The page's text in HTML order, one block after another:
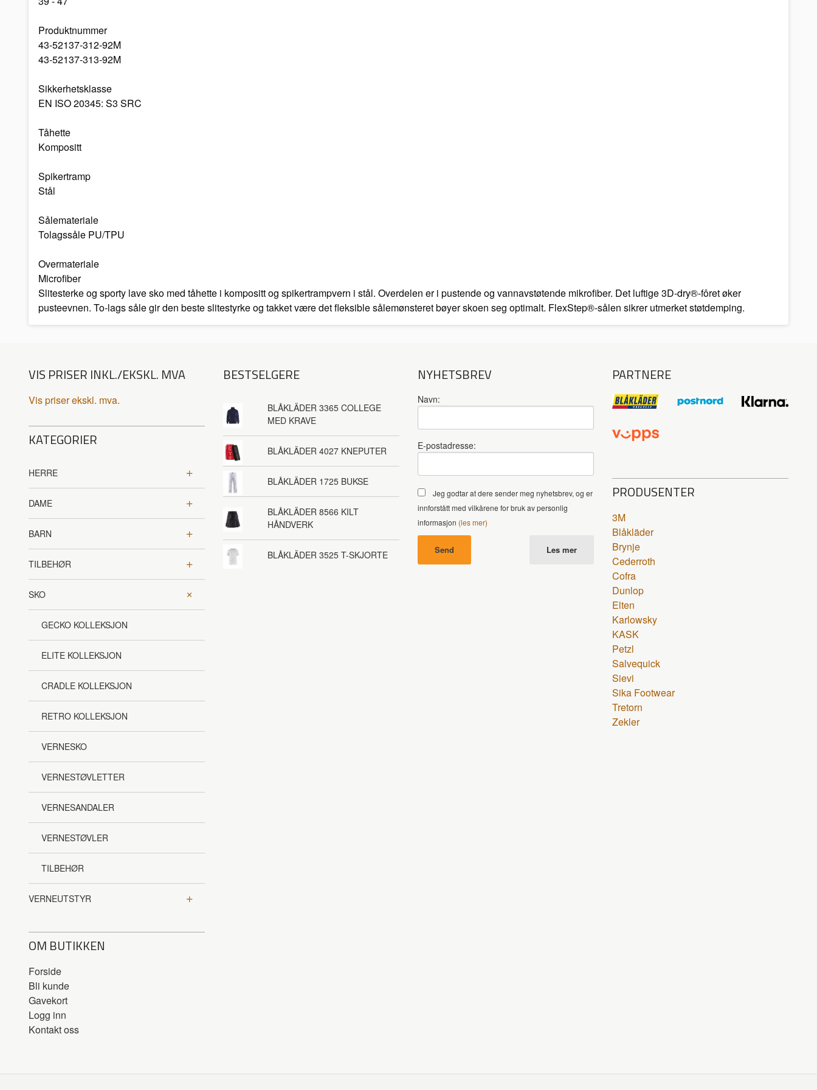
Produktnummer
43-52137-312-92M
43-52137-313-92M
Sikkerhetsklasse
EN ISO 20345: S3 SRC
Tåhette
Kompositt
Spikertramp
Stål
Sålemateriale
Tolagssåle PU/TPU
Overmateriale
Microfiber
Slitesterke og sporty lave sko med tåhette i kompositt og spikertrampvern i stål. Overdelen er i pustende og vannavstøtende mikrofiber. Det luftige 3D-dry®-fôret øker
pusteevnen. To-lags såle gir den beste slitestyrke og takket være det fleksible sålemønsteret bøyer skoen seg optimalt. FlexStep®-sålen sikrer utmerket støtdemping.
VIS PRISER INKL./EKSKL. MVA
Vis priser ekskl. mva.
KATEGORIER
HERRE
DAME
BARN
TILBEHØR
SKO
GECKO KOLLEKSJON
ELITE KOLLEKSJON
CRADLE KOLLEKSJON
RETRO KOLLEKSJON
VERNESKO
VERNESTØVLETTER
VERNESANDALER
VERNESTØVLER
TILBEHØR
VERNEUTSTYR
OM BUTIKKEN
Forside
Bli kunde
Gavekort
Logg inn
Kontakt oss
BESTSELGERE
BLÅKLÄDER 3365 COLLEGE
MED KRAVE
BLÅKLÄDER 4027 KNEPUTER
BLÅKLÄDER 1725 BUKSE
BLÅKLÄDER 8566 KILT
HÅNDVERK
BLÅKLÄDER 3525 T-SKJORTE
NYHETSBREV
Navn:
E-postadresse:
Jeg godtar at dere sender meg nyhetsbrev, og er
innforstått med vilkårene for bruk av personlig
informasjon (les mer)
Les mer
PARTNERE
PRODUSENTER
3M
Blåkläder
Brynje
Cederroth
Cofra
Dunlop
Elten
Karlowsky
KASK
Petzl
Salvequick
Sievi
Sika Footwear
Tretorn
Zekler